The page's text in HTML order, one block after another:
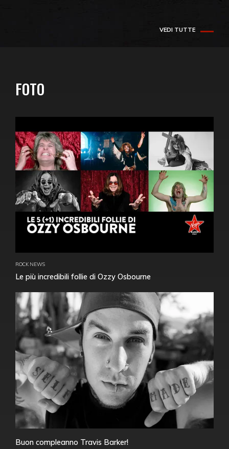
VEDI TUTTE
FOTO
ROCK NEWS
Le più incredibili follie di Ozzy Osbourne
Buon compleanno Travis Barker!